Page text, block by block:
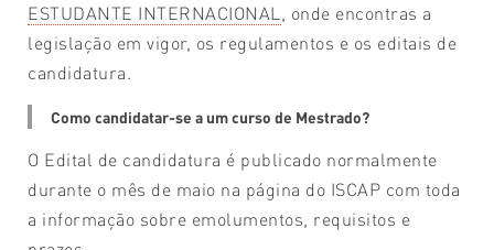
ESTUDANTE INTERNACIONAL
, onde encontras a
legislação em vigor, os regulamentos e os editais de
candidatura.
Como candidatar-se a um curso de Mestrado?
O Edital de candidatura é publicado normalmente
durante o mês de maio na página do ISCAP com toda
a informação sobre emolumentos, requisitos e